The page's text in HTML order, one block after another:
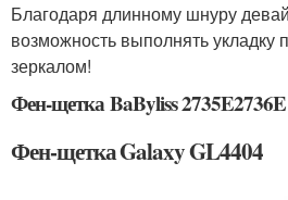
Благодаря длинному шнуру
возможность выполнять
зеркалом!
Фен-щетка BaByliss 2735E2736E
Фен-щетка Galaxy GL4404